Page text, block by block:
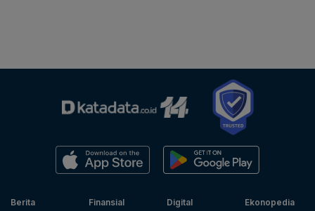
Berita
Finansial
Digital
Ekonopedia